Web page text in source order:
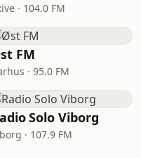
· 104.0 FM
FM
· 95.0 FM
Solo Viborg
· 107.9 FM